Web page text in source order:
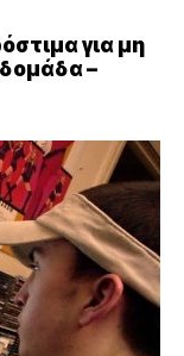
για μη
–